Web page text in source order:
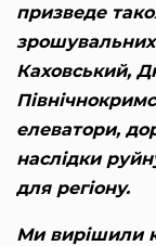
призведе
Каховський,
елеватори,
наслідки
для регіону.
Ми вирішили